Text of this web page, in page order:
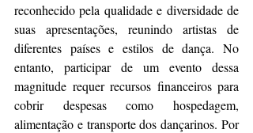
reconhecido pela qualidade e diversidade de
suas apresentações, reunindo artistas de
diferentes países e estilos de dança. No
entanto, participar de um evento dessa
magnitude requer recursos financeiros para
cobrir despesas como hospedagem,
alimentação e transporte dos dançarinos. Por